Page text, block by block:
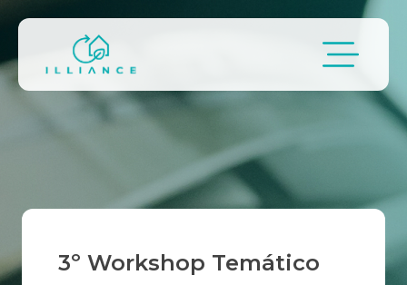
Navegação estrutural
3º Workshop Temático